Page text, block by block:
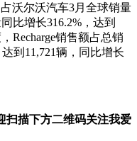
沃尔沃汽车3月全球销量
比增长316.2%，达到
Recharge销售额占总销
到11,721辆，同比增长
扫描下方二维码关注我爱